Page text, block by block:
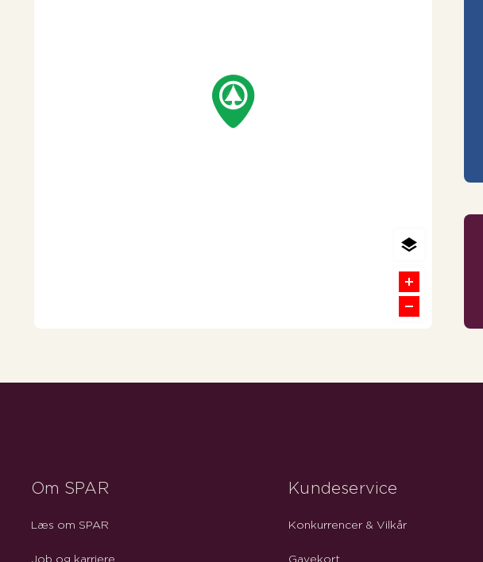
Om SPAR
Læs om SPAR
Job og karriere
Kundeservice
Konkurrencer & Vilkår
Gavekort